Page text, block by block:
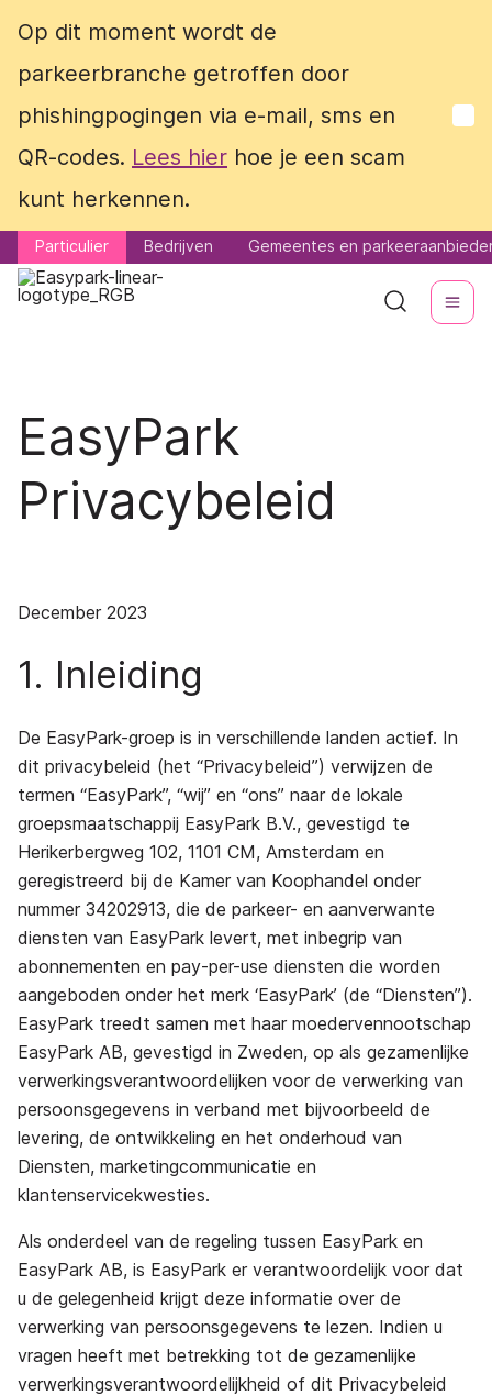
Op dit moment wordt de
parkeerbranche getroffen door
phishingpogingen via e-mail, sms en
QR-codes. Lees hier hoe je een scam
kunt herkennen.
Particulier Bedrijven Gemeentes en
Op dit moment wordt de
parkeerbranche getroffen door
phishingpogingen via e-mail, sms en
QR-codes. Lees hier hoe je een scam
kunt herkennen.
Particulier Bedrijven Gemeentes en
EasyPark
Privacybeleid
December 2023
1. Inleiding
De EasyPark-groep is in verschillende landen actief. In
dit privacybeleid (het “Privacybeleid”) verwijzen de
termen “EasyPark”, “wij” en “ons” naar de lokale
groepsmaatschappij EasyPark B.V., gevestigd te
Herikerbergweg 102, 1101 CM, Amsterdam en
geregistreerd bij de Kamer van Koophandel onder
nummer 34202913, die de parkeer- en aanverwante
diensten van EasyPark levert, met inbegrip van
abonnementen en pay-per-use diensten die worden
aangeboden onder het merk ‘EasyPark’ (de “Diensten”).
EasyPark treedt samen met haar moedervennootschap
EasyPark AB, gevestigd in Zweden, op als gezamenlijke
verwerkingsverantwoordelijken voor de verwerking van
persoonsgegevens in verband met bijvoorbeeld de
levering, de ontwikkeling en het onderhoud van
Diensten, marketingcommunicatie en
klantenservicekwesties.
Als onderdeel van de regeling tussen EasyPark en
EasyPark AB, is EasyPark er verantwoordelijk voor dat
u de gelegenheid krijgt deze informatie over de
verwerking van persoonsgegevens te lezen. Indien u
vragen heeft met betrekking tot de gezamenlijke
verwerkingsverantwoordelijkheid of dit Privacybeleid